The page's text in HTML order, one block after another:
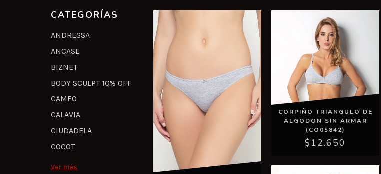
CATEGORÍAS
ANDRESSA
ANCASE
BIZNET
BODY SCULPT 10% OFF
CAMEO
CALAVIA
CIUDADELA
COCOT
Ver más
CORPIÑO TRIANGULO DE
ALGODON SIN ARMAR
(CO05842)
$12.650